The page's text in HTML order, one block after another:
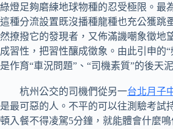
綠燈足夠磨練地球物種的忍受極限。最
這種分流設置既沒播種龍種也充公獲跳
然撩撥它的發現者，又佈滿譏嘲象徵地
成習性，把習性釀成徵象。由此引申的
是作育“車況問題”、“司機素質”的後天
杭州公交的司機們從另一台北月子
是最可惡的人。不平的可以往測驗考試
頓入餐不得凌駕5分鐘，就能體會什麼